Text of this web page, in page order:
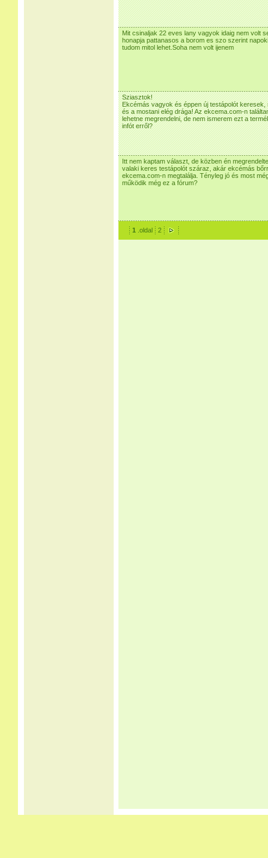
Mit csinaljak 22 eves lany vagyok idaig nem volt
honapja pattanasos a borom es szo szerint
tudom mitol lehet.Soha nem volt ijenem
Sziasztok!
Ekcémás vagyok és éppen új testápolót
és a mostani elég drága! Az ekcema.com-n
lehetne megrendelni, de nem ismerem ezt a
infót erről?
Itt nem kaptam választ, de közben én
valaki keres testápolót száraz, akár ekcémás
ekcema.com-n megtalálja. Tényleg jó és most
működik még ez a fórum?
1 .oldal 2